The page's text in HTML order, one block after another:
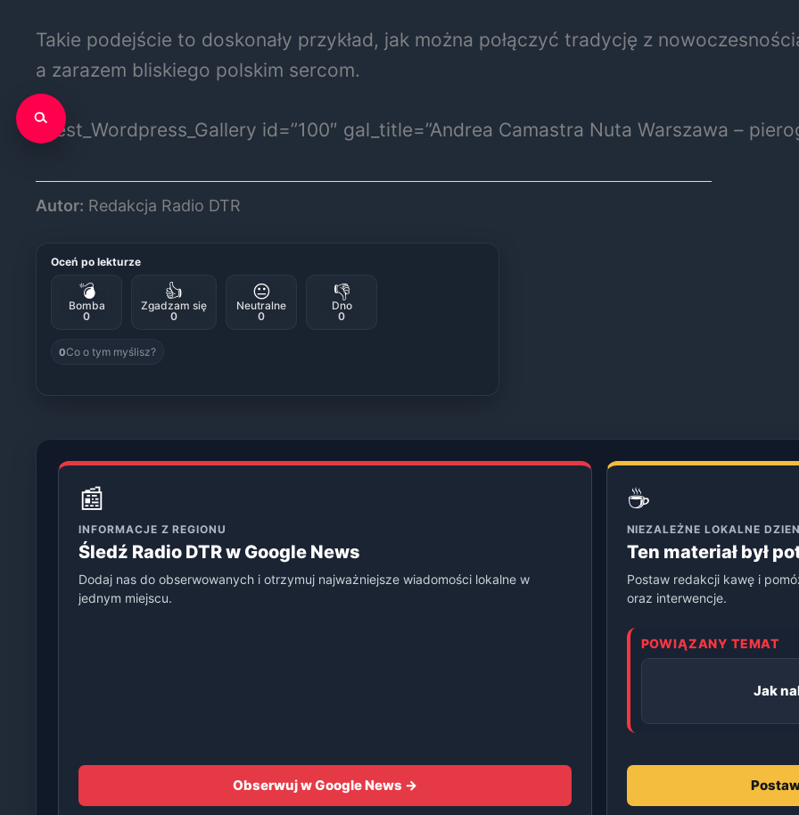
Takie podejście to doskonały przykład, jak można połączyć tradycję z
a zarazem bliskiego polskim sercom.
[Best_Wordpress_Gallery id=”100″ gal_title=”Andrea Camastra Nuta Warszawa –
Autor: Redakcja Radio DTR
Oceń po lekturze
💣
Bomba
0
👍
Zgadzam się
0
😐
Neutralne
0
👎
Dno
0
0Co o tym myślisz?
📰
INFORMACJE Z REGIONU
Śledź Radio DTR w Google News
Dodaj nas do obserwowanych i otrzymuj najważniejsze wiadomości lokalne w
jednym miejscu.
Obserwuj w Google News →
☕
NIEZALEŻNE LOKALNE
Ten materiał był
Postaw redakcji kawę i
oraz interwencje.
POWIĄZANY TEMAT
Jak